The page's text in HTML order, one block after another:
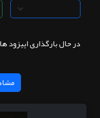
در حال بارگذاری اپیزود